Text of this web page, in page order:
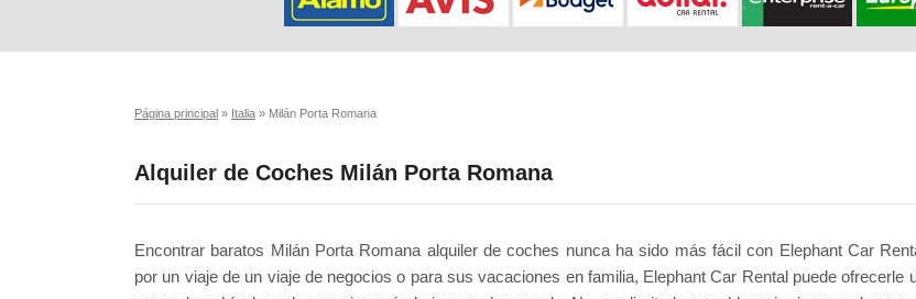
Página principal » Italia » Milán Porta Romana
Alquiler de Coches Milán Porta Romana
Encontrar baratos Milán Porta Romana alquiler de coches nunca ha sido más fácil con Elephant Car
por un viaje de un viaje de negocios o para sus vacaciones en familia, Elephant Car Rental puede ofrecerle